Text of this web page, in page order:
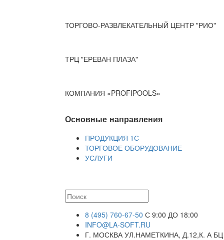
ТОРГОВО-РАЗВЛЕКАТЕЛЬНЫЙ ЦЕНТР "РИО"
ТРЦ "ЕРЕВАН ПЛАЗА"
КОМПАНИЯ «PROFIPOOLS»
Основные направления
ПРОДУКЦИЯ 1С
ТОРГОВОЕ ОБОРУДОВАНИЕ
УСЛУГИ
8 (495) 760-67-50 С 9:00 ДО 18:00
INFO@LA-SOFT.RU
Г. МОСКВА УЛ.НАМЕТКИНА, Д.12,К. А